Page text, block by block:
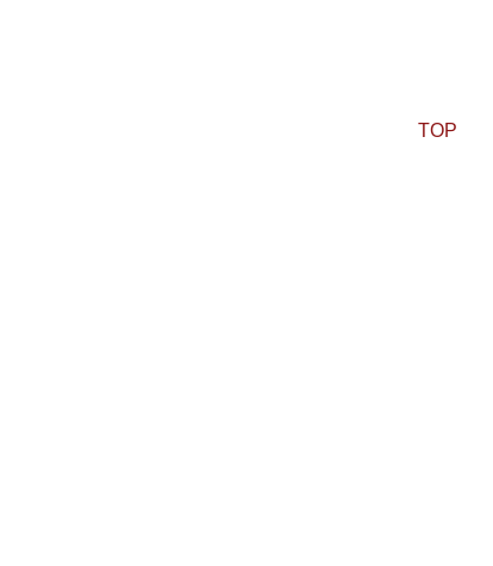
TOP